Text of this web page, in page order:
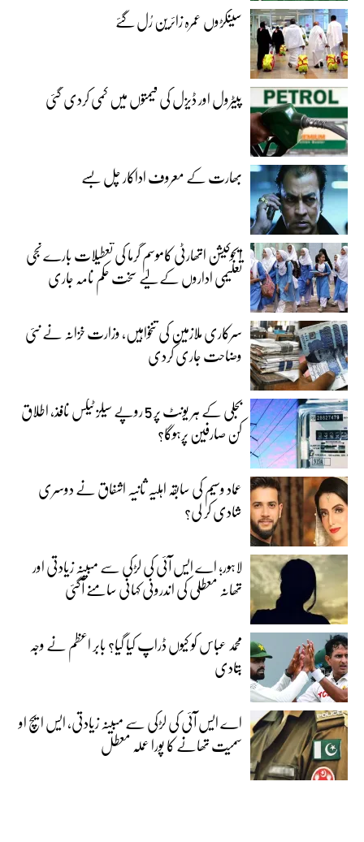
سینکڑوں عمرہ زائرین رُل گئے
پیٹرول اور ڈیزل کی قیمتوں میں کمی کردی گئی
بھارت کے معروف اداکار چل بسے
ایجوکیشن اتھارٹی کاموسمِ گرما کی تعطیلات بارے نجی
تعلیمی اداروں کے لیے سخت حکم نامہ جاری
سرکاری ملازمین کی تنخواہیں، وزارت خزانہ نے نئی
وضاحت جاری کردی
بجلی کے ہر یونٹ پر 5 روپے سیلز ٹیکس نافذ، اطلاق
کن صارفین پرہوگا؟
عماد وسیم کی سابقہ اہلیہ ثانیہ اشفاق نے دوسری
شادی کر لی؟
لاہور؛ اے ایس آئی کی لڑکی سے مبینہ زیادتی اور
تھانہ معطلی کی اندرونی کہانی سامنے آگئی
محمد عباس کو کیوں ڈراپ کیا گیا؟ بابر اعظم نے وجہ
بتادی
اے ایس آئی کی لڑکی سے مبینہ زیادتی، ایس ایچ او
سمیت تھانے کا پورا عملہ معطل